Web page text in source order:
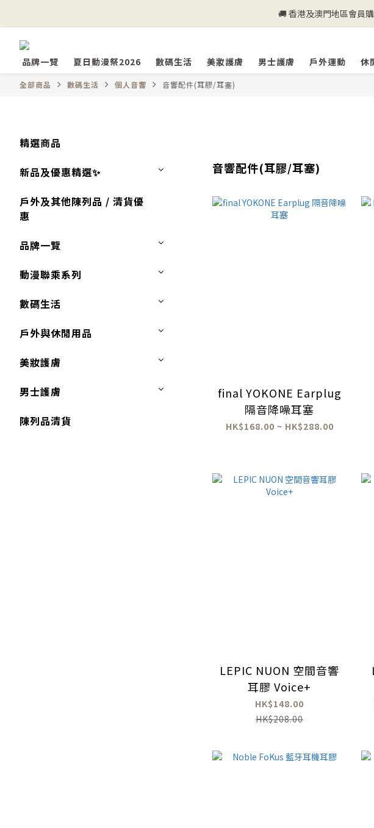
💰新
🚚 香港及澳門地區會員
品牌一覽
夏日動漫祭2026 數碼生活 美妝護膚 男士護膚 戶外運動 休
全部商品 數碼生活 個人音響 音響配件(耳膠/耳塞)
精選商品
新品及優惠精選✨
戶外及其他陳列品 / 清貨優
惠
品牌一覽
動漫聯乘系列
數碼生活
戶外與休閒用品
美妝護膚
男士護膚
陳列品清貨
音響配件(耳膠/耳塞)
final YOKONE Earplug
隔音降噪耳塞
HK$168.00 ~ HK$288.00
LEPIC NUON 空間音響
耳膠 Voice+
HK$148.00
HK$208.00